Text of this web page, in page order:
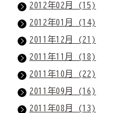
2012年02月 (15)
2012年01月 (14)
2011年12月 (21)
2011年11月 (18)
2011年10月 (22)
2011年09月 (16)
2011年08月 (13)